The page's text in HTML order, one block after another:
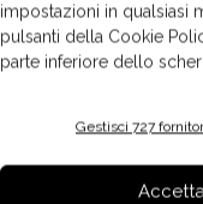
impostazioni in qualsiasi
pulsanti della Cookie
parte inferiore dello
Gestisci 727